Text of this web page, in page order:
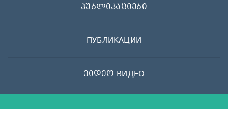
პუბლიკაციები
ПУБЛИКАЦИИ
ვიდეო ВИДЕО